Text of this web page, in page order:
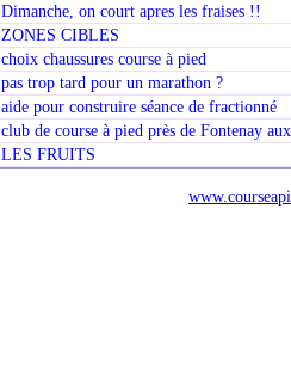
Dimanche, on court apres les fraises !!
ZONES CIBLES
choix chaussures course à pied
pas trop tard pour un marathon ?
aide pour construire séance de fractionné
club de course à pied près de Fontenay
LES FRUITS